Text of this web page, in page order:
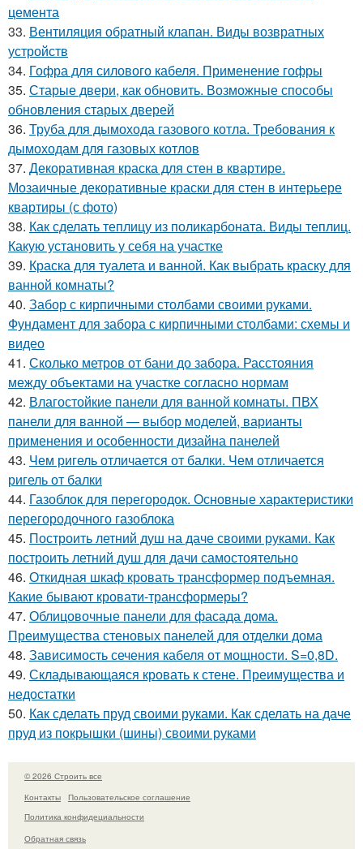
цемента
33. Вентиляция обратный клапан. Виды возвратных
устройств
34. Гофра для силового кабеля. Применение гофры
35. Старые двери, как обновить. Возможные способы
обновления старых дверей
36. Труба для дымохода газового котла. Требования к
дымоходам для газовых котлов
37. Декоративная краска для стен в квартире.
Мозаичные декоративные краски для стен в интерьере
квартиры (с фото)
38. Как сделать теплицу из поликарбоната. Виды теплиц.
Какую установить у себя на участке
39. Краска для туалета и ванной. Как выбрать краску для
ванной комнаты?
40. Забор с кирпичными столбами своими руками.
Фундамент для забора с кирпичными столбами: схемы и
видео
41. Сколько метров от бани до забора. Расстояния
между объектами на участке согласно нормам
42. Влагостойкие панели для ванной комнаты. ПВХ
панели для ванной — выбор моделей, варианты
применения и особенности дизайна панелей
43. Чем ригель отличается от балки. Чем отличается
ригель от балки
44. Газоблок для перегородок. Основные характеристики
перегородочного газоблока
45. Построить летний душ на даче своими руками. Как
построить летний душ для дачи самостоятельно
46. Откидная шкаф кровать трансформер подъемная.
Какие бывают кровати-трансформеры?
47. Облицовочные панели для фасада дома.
Преимущества стеновых панелей для отделки дома
48. Зависимость сечения кабеля от мощности. S=0,8D.
49. Складывающаяся кровать к стене. Преимущества и
недостатки
50. Как сделать пруд своими руками. Как сделать на даче
пруд из покрышки (шины) своими руками
© 2026 Строить все
Контакты
Пользовательское соглашение
Политика конфидециальности
Обратная связь